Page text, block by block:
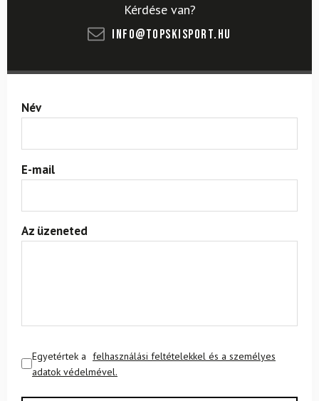
Kérdése van?
info@topskisport.hu
Név
E-mail
Az üzeneted
Egyetértek a felhasználási feltételekkel és a személyes
adatok védelmével.